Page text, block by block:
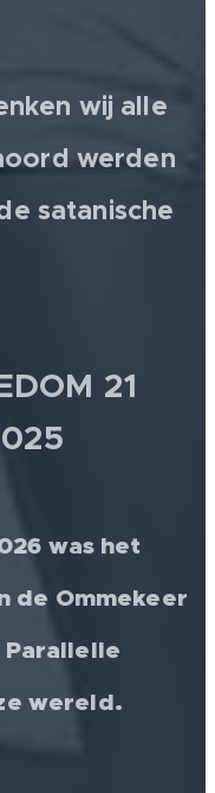
wij alle
werden
satanische
21
💫
was het
de Ommekeer
wereld.